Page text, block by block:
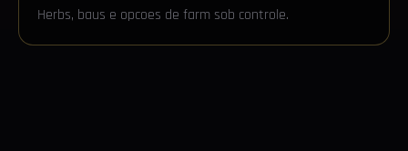
Herbs, baus e opcoes de farm sob controle.